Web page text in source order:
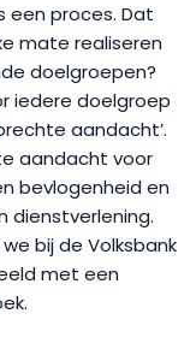
een proces. Dat
mate realiseren
doelgroepen?
iedere doelgroep
aandacht’.
aandacht voor
bevlogenheid en
dienstverlening.
bij de Volksbank
met een